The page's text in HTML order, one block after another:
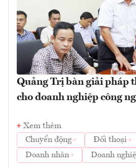
Quảng Trị bàn giải pháp
cho doanh nghiệp công
Xem thêm
Chuyển động
Đối thoại
Doanh nhân
Doanh